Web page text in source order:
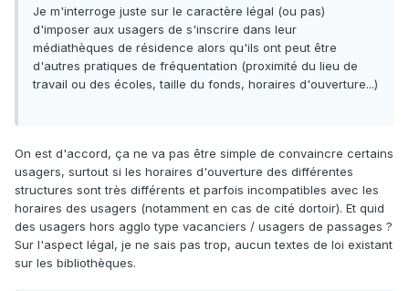
Je m'interroge juste sur le caractère légal (ou pas)
d'imposer aux usagers de s'inscrire dans leur
médiathèques de résidence alors qu'ils ont peut être
d'autres pratiques de fréquentation (proximité du lieu de
travail ou des écoles, taille du fonds, horaires d'ouverture...)
On est d'accord, ça ne va pas être simple de convaincre certains
usagers, surtout si les horaires d'ouverture des différentes
structures sont très différents et parfois incompatibles avec les
horaires des usagers (notamment en cas de cité dortoir). Et quid
des usagers hors agglo type vacanciers / usagers de passages ?
Sur l'aspect légal, je ne sais pas trop, aucun textes de loi existant
sur les bibliothèques.